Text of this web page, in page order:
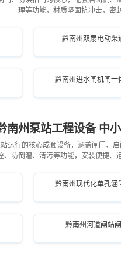
理等功能，材质坚固抗冲击，密
黔南州双扇电动渠
黔南州进水闸机闸一
南州泵站工程设备 中
运行的核心成套设备，涵盖闸门、
、防倒灌、清污等功能，安装便捷、
黔南州现代化单孔涵
黔南州河道闸站闸